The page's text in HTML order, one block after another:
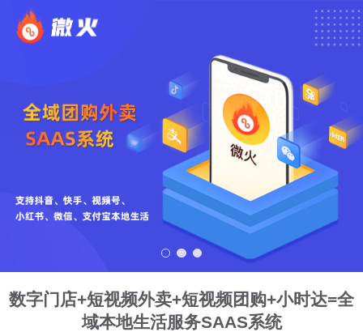
数字门店+短视频外卖+短视频团购+小时达=全
域本地生活服务SAAS系统